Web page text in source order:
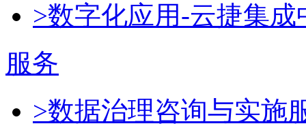
>数字化应用-云捷集成
服务
>数据治理咨询与实施